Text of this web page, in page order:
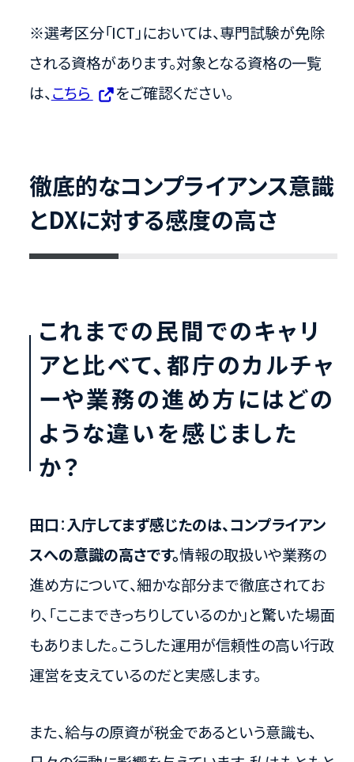
※選考区分「ICT」においては、専門試験が免除
される資格があります。対象となる資格の一覧
は、こちら をご確認ください。
徹底的なコンプライアンス意識
とDXに対する感度の高さ
これまでの民間でのキャリ
アと比べて、都庁のカルチャ
ーや業務の進め方にはどの
ような違いを感じました
か？
田口：入庁してまず感じたのは、コンプライアン
スへの意識の高さです。情報の取扱いや業務の
進め方について、細かな部分まで徹底されてお
り、「ここまできっちりしているのか」と驚いた場面
もありました。こうした運用が信頼性の高い行政
運営を支えているのだと実感します。
また、給与の原資が税金であるという意識も、